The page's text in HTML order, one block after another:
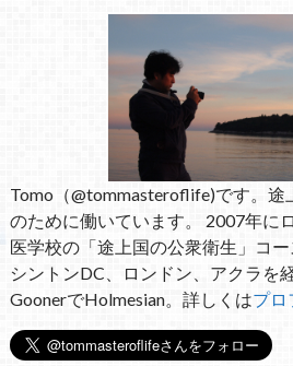
Tomo（@tommasteroflife)です。途
のために働いています。 2007年に
医学校の「途上国の公衆衛生」コ
シントンDC、ロンドン、アクラを
GoonerでHolmesian。詳しくはプロ